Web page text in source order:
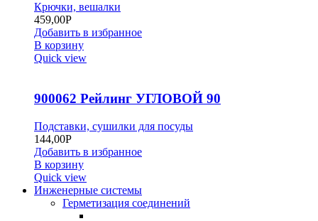
Крючки, вешалки
459,00Р
Добавить в избранное
В корзину
Quick view
900062 Рейлинг УГЛОВОЙ 90
Подставки, сушилки для посуды
144,00Р
Добавить в избранное
В корзину
Quick view
Инженерные системы
Герметизация соединений